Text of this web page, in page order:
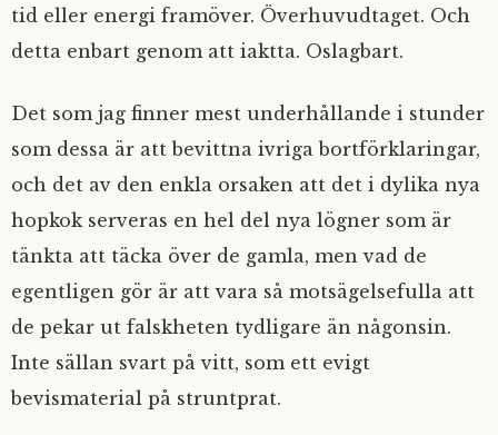
tid eller energi framöver. Överhuvudtaget. Och
detta enbart genom att iaktta. Oslagbart.
Det som jag finner mest underhållande i stunder
som dessa är att bevittna ivriga bortförklaringar,
och det av den enkla orsaken att det i dylika nya
hopkok serveras en hel del nya lögner som är
tänkta att täcka över de gamla, men vad de
egentligen gör är att vara så motsägelsefulla att
de pekar ut falskheten tydligare än någonsin.
Inte sällan svart på vitt, som ett evigt
bevismaterial på struntprat.